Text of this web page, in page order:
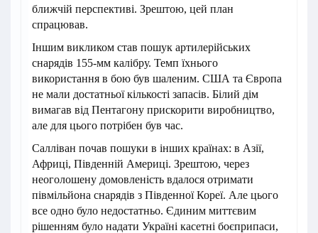
ближчій перспективі. Зрештою, цей план
спрацював.
Іншим викликом став пошук артилерійських
снарядів 155-мм калібру. Темп їхнього
використання в бою був шаленим. США та Європа
не мали достатньої кількості запасів. Білий дім
вимагав від Пентагону прискорити виробництво,
але для цього потрібен був час.
Салліван почав пошуки в інших країнах: в Азії,
Африці, Південній Америці. Зрештою, через
неоголошену домовленість вдалося отримати
півмільйона снарядів з Південної Кореї. Але цього
все одно було недостатньо. Єдиним миттєвим
рішенням було надати Україні касетні боєприпаси,